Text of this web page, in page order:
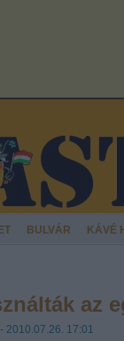
BULVÁR KÁVÉ
az
- 2010.07.26. 17:01